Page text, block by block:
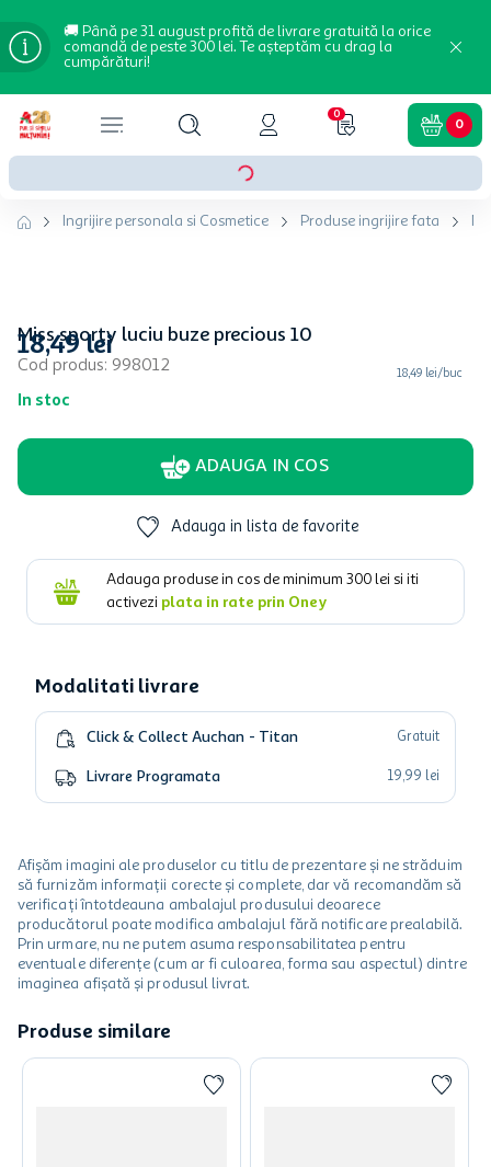
🚚 Până pe 31 august profită de livrare gratuită la orice
comandă de peste 300 lei. Te așteptăm cu drag la
cumpărături!
0
0
Ingrijire personala si Cosmetice Produse ingrijire fata
Miss sporty luciu buze precious 10
Cod produs: 998012
In stoc
18,49 lei
18,49 lei/buc
ADAUGA IN COS
Adauga in lista de favorite
Adauga produse in cos de minimum 300 lei si iti
activezi plata in rate prin Oney
Modalitati livrare
Click & Collect Auchan - Titan Gratuit
Livrare Programata 19,99 lei
Afișăm imagini ale produselor cu titlu de prezentare și ne străduim
să furnizăm informații corecte și complete, dar vă recomandăm să
verificați întotdeauna ambalajul produsului deoarece
producătorul poate modifica ambalajul fără notificare prealabilă.
Prin urmare, nu ne putem asuma responsabilitatea pentru
eventuale diferențe (cum ar fi culoarea, forma sau aspectul) dintre
imaginea afișată și produsul livrat.
Produse similare